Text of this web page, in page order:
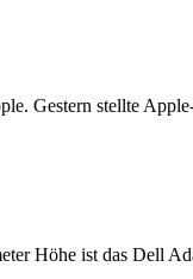
Gestern stellte
Höhe ist das Dell